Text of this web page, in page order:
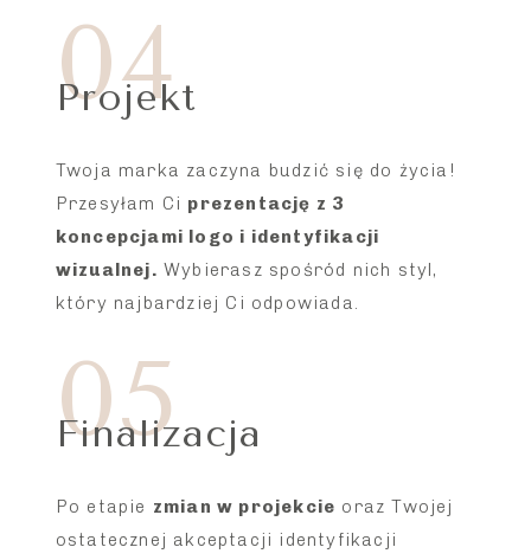
04
Projekt
Twoja marka zaczyna budzić się do życia!
Przesyłam Ci prezentację z 3
koncepcjami logo i identyfikacji
wizualnej. Wybierasz spośród nich styl,
który najbardziej Ci odpowiada.
05
Finalizacja
Po etapie zmian w projekcie oraz Twojej
ostatecznej akceptacji identyfikacji